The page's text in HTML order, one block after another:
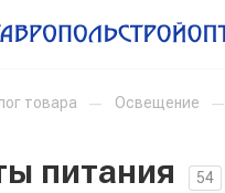
товара — Освещение —
питания 54